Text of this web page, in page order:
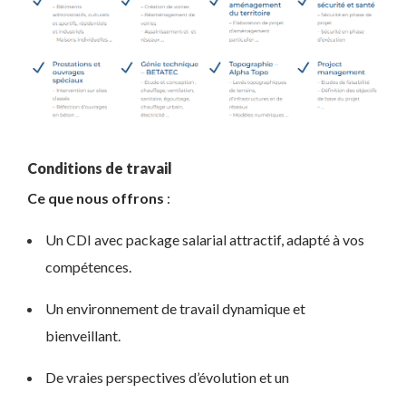
Conditions de travail
Ce que nous offrons :
Un CDI avec package salarial attractif, adapté à vos
compétences.
Un environnement de travail dynamique et
bienveillant.
De vraies perspectives d’évolution et un